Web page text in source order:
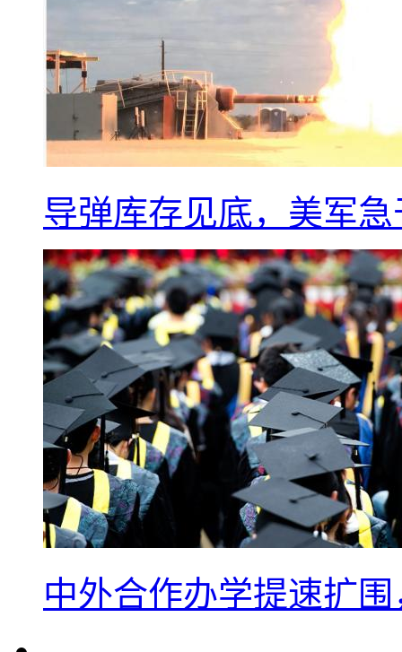
导弹库存见底，美军
中外合作办学提速扩